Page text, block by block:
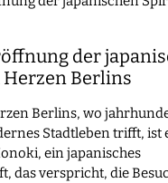
der
Berlins
Berlins, wo
Stadtleben trifft, ist
ein japanisches
das verspricht, die